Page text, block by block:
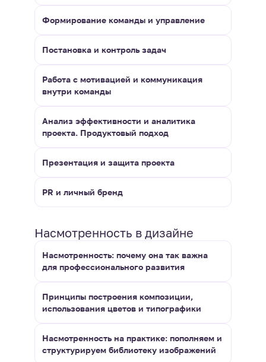
Формирование команды и управление
Постановка и контроль задач
Работа с мотивацией и коммуникация
внутри команды
Анализ эффективности и аналитика
проекта. Продуктовый подход
Презентация и защита проекта
PR и личный бренд
Насмотренность в дизайне
Насмотренность: почему она так важна
для профессионального развития
Принципы построения композиции,
использования цветов и типографики
Насмотренность на практике: пополняем и
структурируем библиотеку изображений